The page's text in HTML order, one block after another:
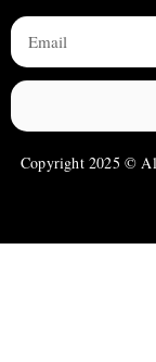
Copyright 2025 ©